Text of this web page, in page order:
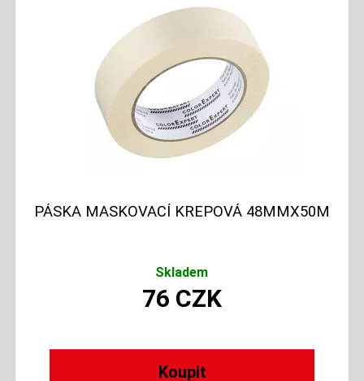
PÁSKA MASKOVACÍ KREPOVÁ 48MMX50M
Skladem
76 CZK